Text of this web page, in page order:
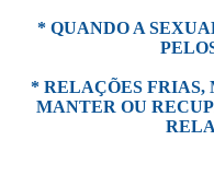
* QUANDO A
* RELAÇÕES FRIAS,
MANTER OU